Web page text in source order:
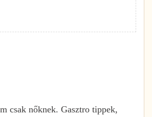
csak nőknek. Gasztro tippek,